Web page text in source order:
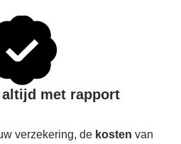
altijd met rapport
verzekering, de kosten van